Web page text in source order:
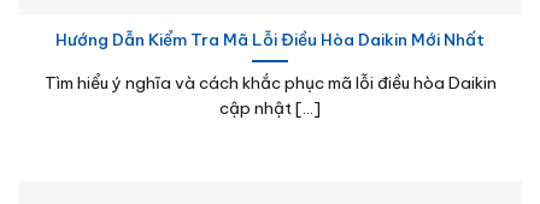
Hướng Dẫn Kiểm Tra Mã Lỗi Điều Hòa Daikin Mới Nhất
Tìm hiểu ý nghĩa và cách khắc phục mã lỗi điều hòa Daikin
cập nhật [...]